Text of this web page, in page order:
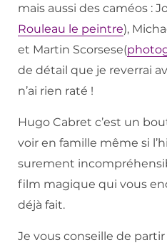
mais aussi des caméos :
Rouleau le peintre),
et Martin Scorsese(
de détail que je reverrai
n’ai rien raté !
Hugo Cabret c’est un
voir en famille même si
surement
film magique qui vous
déjà fait.
Je vous conseille de